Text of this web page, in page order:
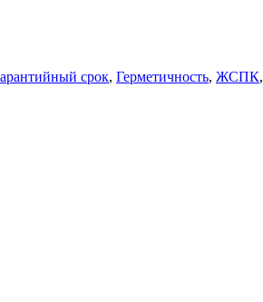
срок, Герметичность, ЖСПК,